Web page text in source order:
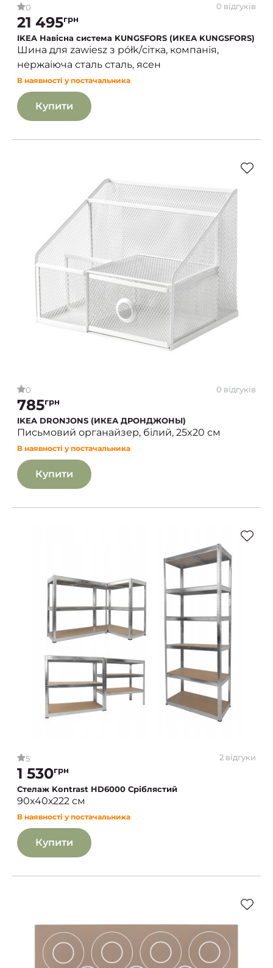
0 0 відгуків
21 495грн
IKEA Навісна система KUNGSFORS (ИКЕА KUNGSFORS)
Шина для zawiesz з półk/сітка, компанія,
нержаіюча сталь сталь, ясен
В наявності у постачальника
Купити
0 0 відгуків
785грн
IKEA DRONJONS (ИКЕА ДРОНДЖОНЫ)
Письмовий органайзер, білий, 25x20 см
В наявності у постачальника
Купити
5 2 відгуки
1 530грн
Стелаж Kontrast HD6000 Сріблястий
90x40х222 см
В наявності у постачальника
Купити